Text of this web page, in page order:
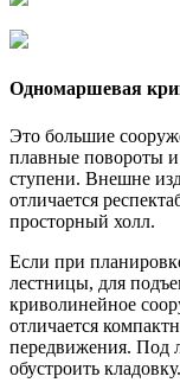
Одномаршевая
Это большие
плавные повороты
ступени. Внешне
отличается
просторный холл.
Если при
лестницы, для
криволинейное
отличается
передвижения. Под
обустроить кладовку.